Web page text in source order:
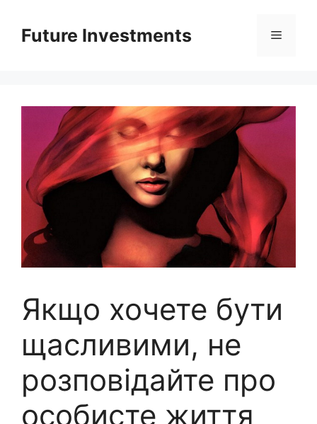
вмістуFuture Investments Меню
Якщо хочете бути
щасливими, не
розповідайте про
особисте життя